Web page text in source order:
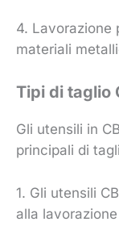
4. Lavorazione
materiali
Tipi di taglio
Gli utensili in
principali di
1. Gli utensili
alla